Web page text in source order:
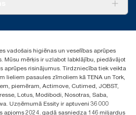
vadošais higiēnas un veselības aprūpes
Mūsu mērķis ir uzlabot labklājību, piedāvājot
aprūpes risinājumus. Tirdzniecība tiek veikta
lieliem pasaules zīmoliem kā TENA un Tork,
piemēram, Actimove, Cutimed, JOBST,
Lotus, Modibodi, Nosotras, Saba,
Uzņēmumā Essity ir aptuveni 36 000
apjoms 2024. gadā sasniedza 146 miljardus